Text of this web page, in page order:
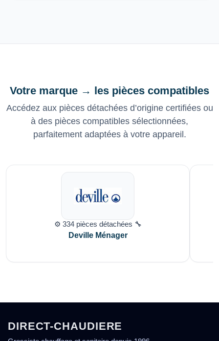
Votre marque → les pièces compatibles
Accédez aux pièces détachées d’origine certifiées ou
à des pièces compatibles sélectionnées,
parfaitement adaptées à votre appareil.
⚙️ 334 pièces détachées 🔧
Deville Ménager
DIRECT-CHAUDIERE